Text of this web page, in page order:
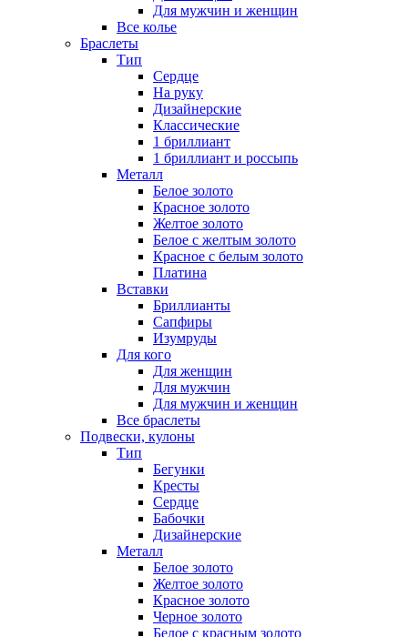
Для мужчин и женщин
Все колье
Браслеты
Тип
Сердце
На руку
Дизайнерские
Классические
1 бриллиант
1 бриллиант и россыпь
Металл
Белое золото
Красное золото
Желтое золото
Белое с желтым золото
Красное с белым золото
Платина
Вставки
Бриллианты
Сапфиры
Изумруды
Для кого
Для женщин
Для мужчин
Для мужчин и женщин
Все браслеты
Подвески, кулоны
Тип
Бегунки
Кресты
Сердце
Бабочки
Дизайнерские
Металл
Белое золото
Желтое золото
Красное золото
Черное золото
Белое с красным золото